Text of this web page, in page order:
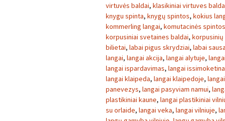
virtuvės baldai, klasikiniai virtuves
knygu spinta, knygų spintos, kokius
kommerling langai, komutacinės spintos
korpusiniai svetaines baldai, korpusinių
bilietai, labai pigus skrydziai, labai
langai, langai akcija, langai alytuje,
langai ispardavimas, langai
langai klaipeda, langai klaipedoje,
panevezys, langai pasyviam namui,
plastikiniai kaune, langai plastikiniai
su orlaide, langai veka, langai vilniuje,